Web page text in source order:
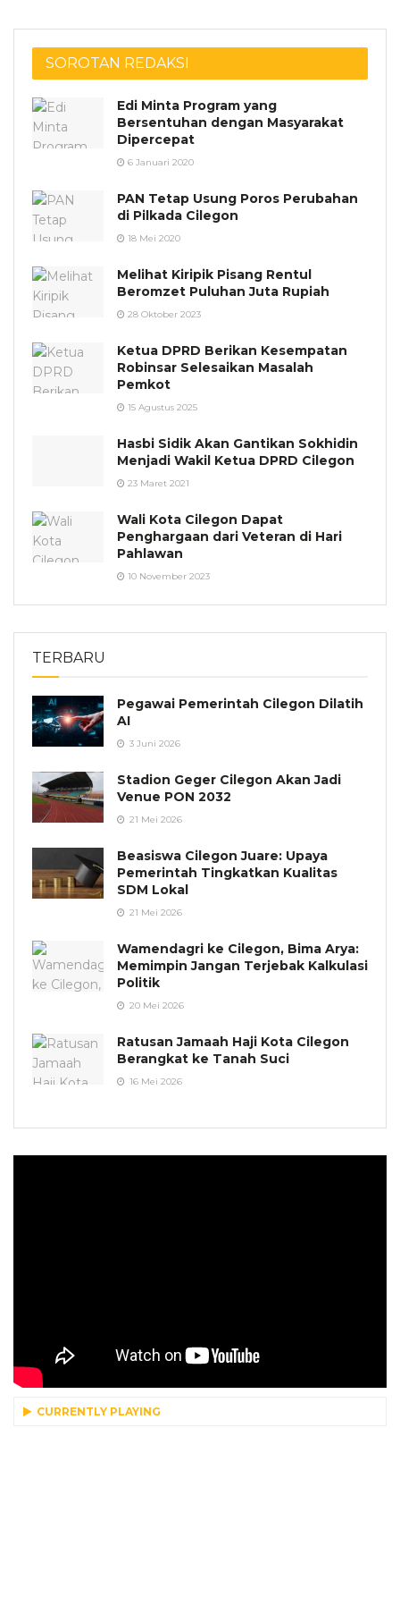
SOROTAN REDAKSI
Edi Minta Program yang
Bersentuhan dengan Masyarakat
Dipercepat
6 Januari 2020
PAN Tetap Usung Poros Perubahan
di Pilkada Cilegon
18 Mei 2020
Melihat Kiripik Pisang Rentul
Beromzet Puluhan Juta Rupiah
28 Oktober 2023
Ketua DPRD Berikan Kesempatan
Robinsar Selesaikan Masalah
Pemkot
15 Agustus 2025
Hasbi Sidik Akan Gantikan Sokhidin
Menjadi Wakil Ketua DPRD Cilegon
23 Maret 2021
Wali Kota Cilegon Dapat
Penghargaan dari Veteran di Hari
Pahlawan
10 November 2023
TERBARU
Pegawai Pemerintah Cilegon Dilatih
AI
3 Juni 2026
Stadion Geger Cilegon Akan Jadi
Venue PON 2032
21 Mei 2026
Beasiswa Cilegon Juare: Upaya
Pemerintah Tingkatkan Kualitas
SDM Lokal
21 Mei 2026
Wamendagri ke Cilegon, Bima Arya:
Memimpin Jangan Terjebak Kalkulasi
Politik
20 Mei 2026
Ratusan Jamaah Haji Kota Cilegon
Berangkat ke Tanah Suci
16 Mei 2026
CURRENTLY PLAYING